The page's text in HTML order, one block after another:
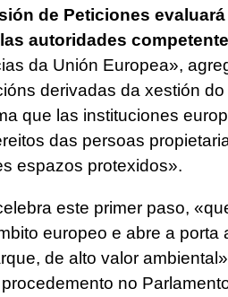
de Peticiones
autoridades
da Unión Europea»,
derivadas da xestión
que las instituciones
das persoas
espazos protexidos».
este primer paso, «
europeo e abre a porta
de alto valor ambiental
no